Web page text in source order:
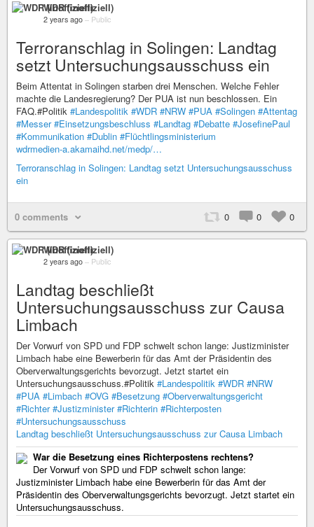
WDR (inoffiziell)
2 years ago – Public
Terroranschlag in Solingen: Landtag
setzt Untersuchungsausschuss ein
Beim Attentat in Solingen starben drei Menschen. Welche Fehler
machte die Landesregierung? Der PUA ist nun beschlossen. Ein
FAQ.#Politik #Landespolitik #WDR #NRW #PUA #Solingen #Attentag
#Messer #Einsetzungsbeschluss #Landtag #Debatte #JosefinePaul
#Kommunikation #Dublin #Flüchtlingsministerium
wdrmedien-a.akamaihd.net/medp/…
Terroranschlag in Solingen: Landtag setzt Untersuchungsausschuss
ein
0 comments 0 0 0
WDR (inoffiziell)
2 years ago – Public
Landtag beschließt
Untersuchungsausschuss zur Causa
Limbach
Der Vorwurf von SPD und FDP schwelt schon lange: Justizminister
Limbach habe eine Bewerberin für das Amt der Präsidentin des
Oberverwaltungsgerichts bevorzugt. Jetzt startet ein
Untersuchungsausschuss.#Politik #Landespolitik #WDR #NRW
#PUA #Limbach #OVG #Besetzung #Oberverwaltungsgericht
#Richter #Justizminister #Richterin #Richterposten
#Untersuchungsausschuss
Landtag beschließt Untersuchungsausschuss zur Causa Limbach
War die Besetzung eines Richterpostens rechtens?
Der Vorwurf von SPD und FDP schwelt schon lange:
Justizminister Limbach habe eine Bewerberin für das Amt der
Präsidentin des Oberverwaltungsgerichts bevorzugt. Jetzt startet ein
Untersuchungsausschuss.